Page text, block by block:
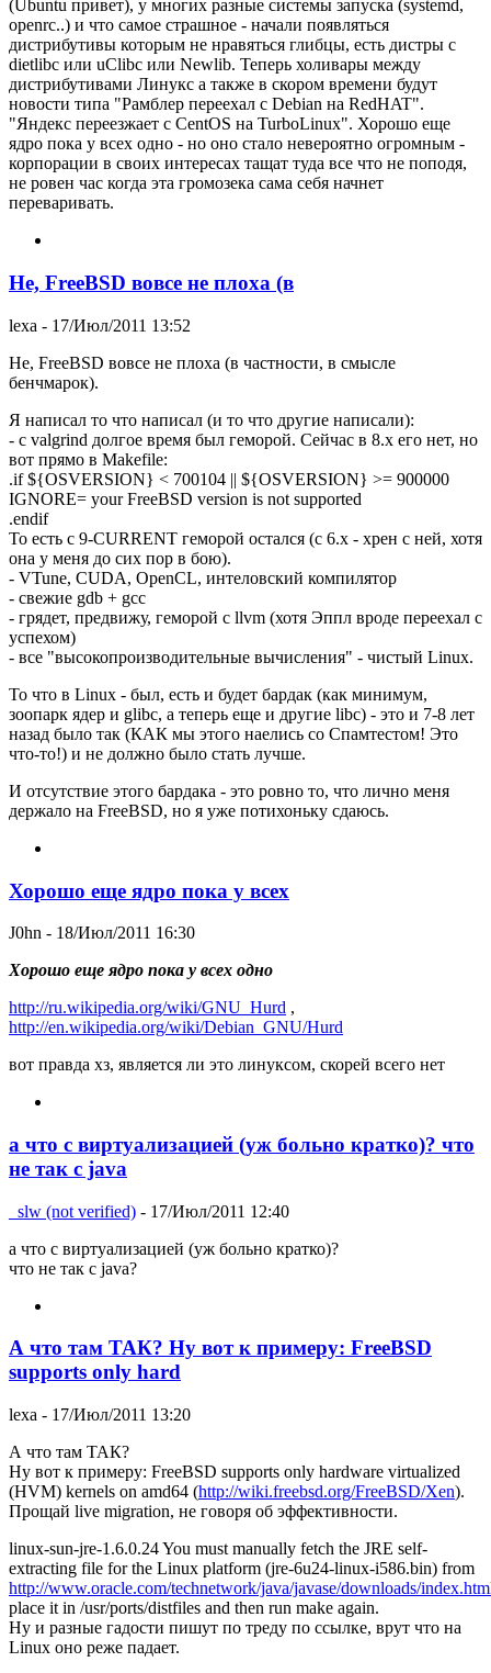
(Ubuntu привет), у многих разные системы запуска (systemd,
openrc..) и что самое страшное - начали появляться
дистрибутивы которым не нравяться глибцы, есть дистры с
dietlibc или uClibc или Newlib. Теперь холивары между
дистрибутивами Линукс а также в скором времени будут
новости типа "Рамблер переехал с Debian на RedHAT".
"Яндекс переезжает с CentOS на TurboLinux". Хорошо еще
ядро пока у всех одно - но оно стало невероятно огромным -
корпорации в своих интересах тащат туда все что не поподя,
не ровен час когда эта громозека сама себя начнет
переваривать.
Не, FreeBSD вовсе не плоха (в
lexa - 17/Июл/2011 13:52
Не, FreeBSD вовсе не плоха (в частности, в смысле
бенчмарок).
Я написал то что написал (и то что другие написали):
- с valgrind долгое время был геморой. Сейчас в 8.x его нет, но
вот прямо в Makefile:
.if ${OSVERSION} < 700104 || ${OSVERSION} >= 900000
IGNORE= your FreeBSD version is not supported
.endif
То есть с 9-CURRENT геморой остался (с 6.x - хрен с ней, хотя
она у меня до сих пор в бою).
- VTune, CUDA, OpenCL, интеловский компилятор
- свежие gdb + gcc
- грядет, предвижу, геморой с llvm (хотя Эппл вроде переехал с
успехом)
- все "высокопроизводительные вычисления" - чистый Linux.
То что в Linux - был, есть и будет бардак (как минимум,
зоопарк ядер и glibc, а теперь еще и другие libc) - это и 7-8 лет
назад было так (КАК мы этого наелись со Спамтестом! Это
что-то!) и не должно было стать лучше.
И отсутствие этого бардака - это ровно то, что лично меня
держало на FreeBSD, но я уже потихоньку сдаюсь.
Хорошо еще ядро пока у всех
J0hn - 18/Июл/2011 16:30
Хорошо еще ядро пока у всех одно
http://ru.wikipedia.org/wiki/GNU_Hurd ,
http://en.wikipedia.org/wiki/Debian_GNU/Hurd
вот правда хз, является ли это линуксом, скорей всего нет
а что с виртуализацией (уж больно кратко)? что
не так с java
_slw (not verified) - 17/Июл/2011 12:40
а что с виртуализацией (уж больно кратко)?
что не так с java?
А что там ТАК? Ну вот к примеру: FreeBSD
supports only hard
lexa - 17/Июл/2011 13:20
А что там ТАК?
Ну вот к примеру: FreeBSD supports only hardware virtualized
(HVM) kernels on amd64 (http://wiki.freebsd.org/FreeBSD/Xen).
Прощай live migration, не говоря об эффективности.
linux-sun-jre-1.6.0.24 You must manually fetch the JRE self-
extracting file for the Linux platform (jre-6u24-linux-i586.bin) from
http://www.oracle.com/technetwork/java/javase/downloads/
place it in /usr/ports/distfiles and then run make again.
Ну и разные гадости пишут по треду по ссылке, врут что на
Linux оно реже падает.